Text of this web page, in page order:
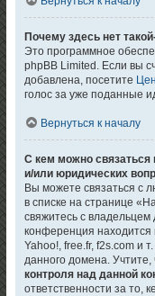
Почему здесь нет
Это программное
phpBB Limited. Если вы
добавлена, посетите
голос за уже поданные
Вернуться к началу
С кем можно связаться
и/или юридических
Вы можете связаться с
в списке на странице
свяжитесь с
конференция
Yahoo!, free.fr, f2s.com и
данного домена.
контроля над данной
ответственности за то,